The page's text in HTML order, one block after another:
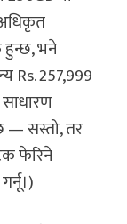
हुन्छ, भने
Rs. 257,999
— सस्तो, तर
फेरिने